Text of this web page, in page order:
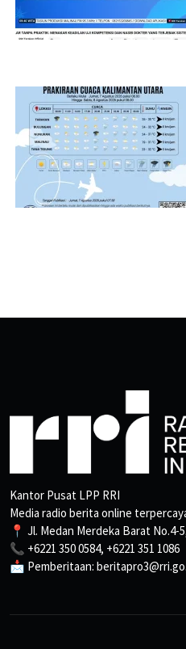
Kantor Pusat LPP RRI
Media radio berita online
📍 Jl. Medan Merdeka Barat No.4-
📞 +6221 350 0584, +6221 351 1086
📩 Pemberitaan: